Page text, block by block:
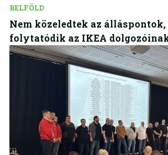
BELFÖLD
Nem közeledtek az
folytatódik az IKEA